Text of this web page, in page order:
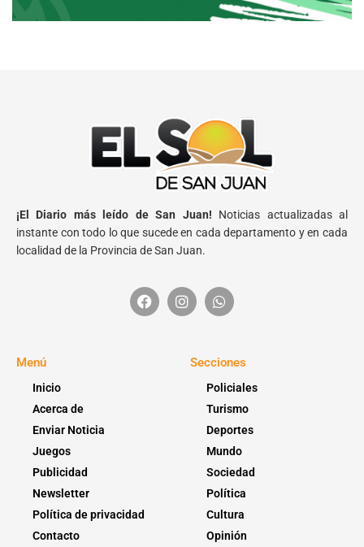
¡El Diario más leído de San Juan! Noticias actualizadas al
instante con todo lo que sucede en cada departamento y en cada
localidad de la Provincia de San Juan.
Menú
Inicio
Acerca de
Enviar Noticia
Juegos
Publicidad
Newsletter
Política de privacidad
Contacto
Secciones
Policiales
Turismo
Deportes
Mundo
Sociedad
Política
Cultura
Opinión